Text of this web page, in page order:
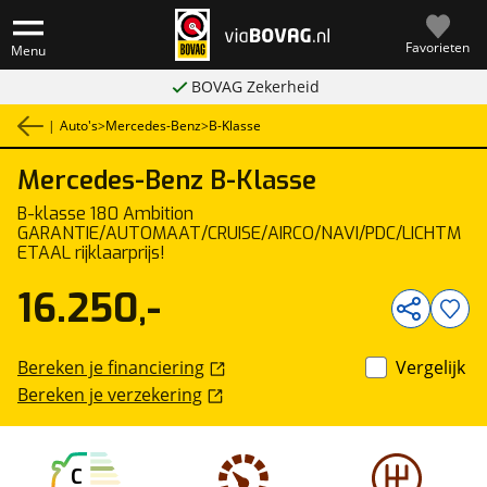
Menu Favorieten
BOVAG Zekerheid
| Auto's>Mercedes-Benz>B-Klasse
Mercedes-Benz B-Klasse
B-klasse 180 Ambition
GARANTIE/AUTOMAAT/CRUISE/AIRCO/NAVI/PDC/LICHTM
ETAAL rijklaarprijs!
C
16.250,-
Bereken je financiering
Bereken je verzekering
Vergelijk